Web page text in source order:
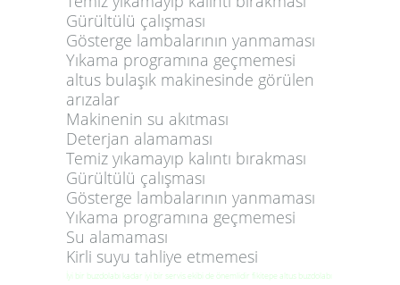
Gürültülü çalışması
Gösterge lambalarının yanmaması
Yıkama programına geçmemesi
altus bulaşık makinesinde görülen
arızalar
Makinenin su akıtması
Deterjan alamaması
Temiz yıkamayıp kalıntı bırakması
Gürültülü çalışması
Gösterge lambalarının yanmaması
Yıkama programına geçmemesi
Su alamaması
Kirli suyu tahliye etmemesi
İyi bir buzdolabı kadar iyi bir servis ekibi de önemlidir fikitepe altus buzdolabı